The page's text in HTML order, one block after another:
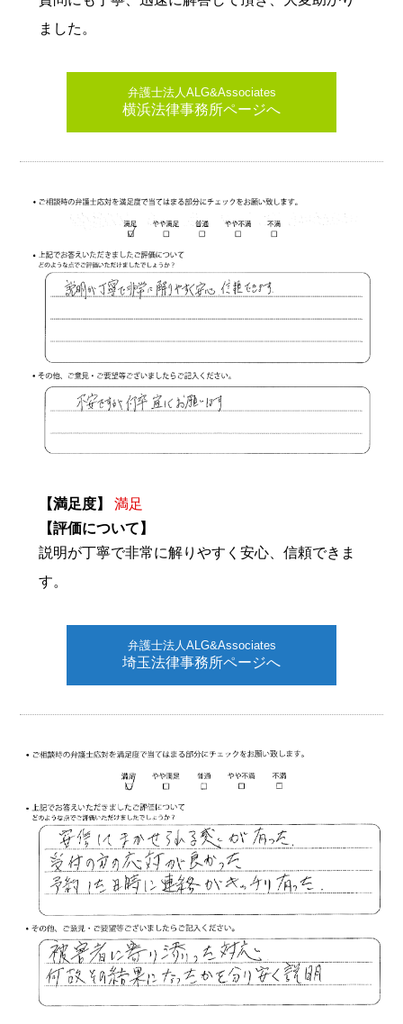
ました。
弁護士法人ALG&Associates
横浜法律事務所ページへ
【満足度】
満足
【評価について】
説明が丁寧で非常に解りやすく安心、信頼できま
す。
弁護士法人ALG&Associates
埼玉法律事務所ページへ